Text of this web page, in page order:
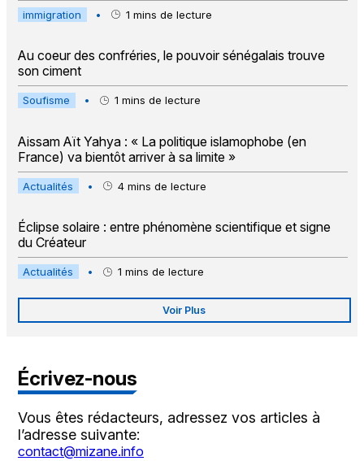
immigration • 1 mins de lecture
Au coeur des confréries, le pouvoir sénégalais trouve
son ciment
Soufisme • 1 mins de lecture
Aissam Aït Yahya : « La politique islamophobe (en
France) va bientôt arriver à sa limite »
Actualités • 4 mins de lecture
Éclipse solaire : entre phénomène scientifique et signe
du Créateur
Actualités • 1 mins de lecture
Voir Plus
Écrivez-nous
Vous êtes rédacteurs, adressez vos articles à
l’adresse suivante:
contact@mizane.info